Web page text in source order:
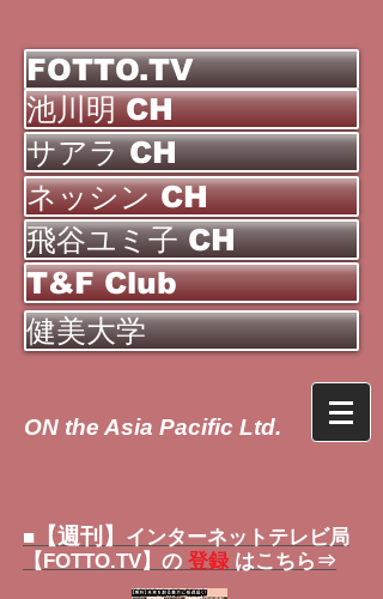
FOTTO.TV
池川明 CH
サアラ CH
ネッシン CH
飛谷ユミ子 CH
T&F Club
健美大学
ON the Asia Pacific Ltd.
■ 【週刊】
インターネットテレビ局
【FOTTO.TV】の 登録 はこちら⇒